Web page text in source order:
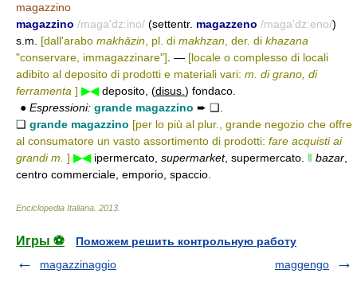
magazzino
magazzino /maga'dz:ino/ (settentr. magazzeno /maga'dz:eno/)
s.m. [dall'arabo makhāzin , pl. di makhzan , der. di khazana
"conservare, immagazzinare"] . — [locale o complesso di locali
adibito al deposito di prodotti e materiali vari: m. di grano, di
ferramenta ] ▶◀deposito, (disus. ) fondaco.
● Espressioni: grande magazzino ➨ ❑.
❑ grande magazzino [per lo più al plur., grande negozio che offre
al consumatore un vasto assortimento di prodotti: fare acquisti ai
grandi m. ] ▶◀ipermercato, supermarket, supermercato. ‖ bazar
centro commerciale, emporio, spaccio.
Enciclopedia Italiana 2013
Игры ⚽
Поможем решить контрольную работу
magazzinaggio
maggengo